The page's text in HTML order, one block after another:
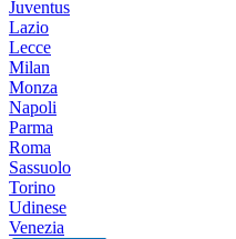
Juventus
Lazio
Lecce
Milan
Monza
Napoli
Parma
Roma
Sassuolo
Torino
Udinese
Venezia